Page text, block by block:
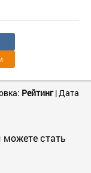
Рейтинг|Дата
можете стать